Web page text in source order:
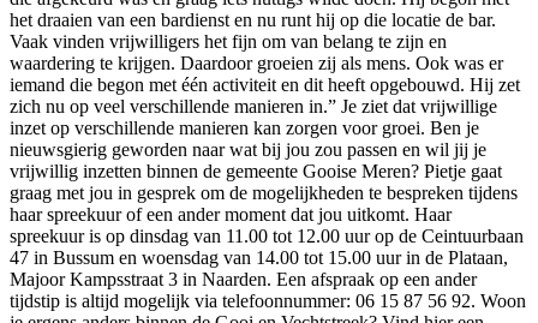
het draaien van een bardienst en nu runt hij op die locatie de bar.
Vaak vinden vrijwilligers het fijn om van belang te zijn en
waardering te krijgen. Daardoor groeien zij als mens. Ook was er
iemand die begon met één activiteit en dit heeft opgebouwd. Hij zet
zich nu op veel verschillende manieren in.” Je ziet dat vrijwillige
inzet op verschillende manieren kan zorgen voor groei. Ben je
nieuwsgierig geworden naar wat bij jou zou passen en wil jij je
vrijwillig inzetten binnen de gemeente Gooise Meren? Pietje gaat
graag met jou in gesprek om de mogelijkheden te bespreken tijdens
haar spreekuur of een ander moment dat jou uitkomt. Haar
spreekuur is op dinsdag van 11.00 tot 12.00 uur op de Ceintuurbaan
47 in Bussum en woensdag van 14.00 tot 15.00 uur in de Plataan,
Majoor Kampsstraat 3 in Naarden. Een afspraak op een ander
tijdstip is altijd mogelijk via telefoonnummer: 06 15 87 56 92. Woon